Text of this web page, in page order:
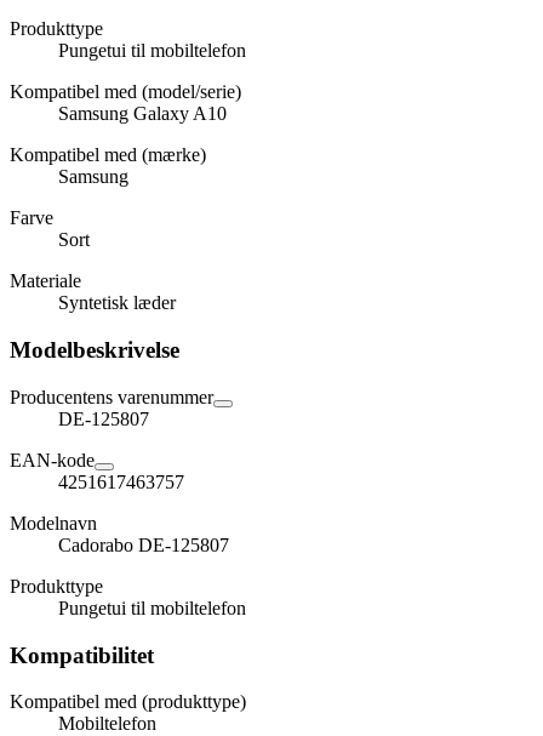
Produkttype
Pungetui til mobiltelefon
Kompatibel med (model/serie)
Samsung Galaxy A10
Kompatibel med (mærke)
Samsung
Farve
Sort
Materiale
Syntetisk læder
Modelbeskrivelse
Producentens varenummer
DE-125807
EAN-kode
4251617463757
Modelnavn
Cadorabo DE-125807
Produkttype
Pungetui til mobiltelefon
Kompatibilitet
Kompatibel med (produkttype)
Mobiltelefon